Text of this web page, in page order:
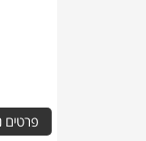
פרטים